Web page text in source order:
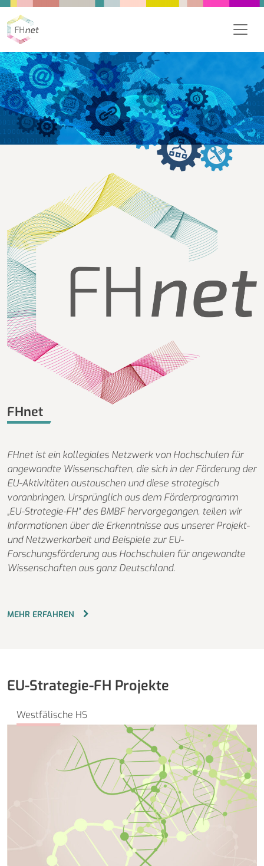
FHnet
FHnet ist ein kollegiales Netzwerk von Hochschulen für
angewandte Wissenschaften, die sich in der Förderung der
EU-Aktivitäten austauschen und diese strategisch
voranbringen. Ursprünglich aus dem Förderprogramm
„EU-Strategie-FH“ des BMBF hervorgegangen, teilen wir
Informationen über die Erkenntnisse aus unserer Projekt-
und Netzwerkarbeit und Beispiele zur EU-
Forschungsförderung aus Hochschulen für angewandte
Wissenschaften aus ganz Deutschland.
MEHR ERFAHREN
EU-Strategie-FH Projekte
Westfälische HS